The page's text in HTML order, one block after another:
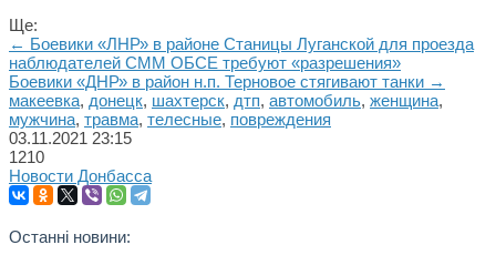
Ще:
← Боевики «ЛНР» в районе Станицы Луганской для проезда
наблюдателей СММ ОБСЕ требуют «разрешения»
Боевики «ДНР» в район н.п. Терновое стягивают танки →
макеевка, донецк, шахтерск, дтп, автомобиль, женщина,
мужчина, травма, телесные, повреждения
03.11.2021 23:15
1210
Новости Донбасса
Останні новини: